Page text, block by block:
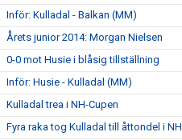
Inför: Kulladal - Balkan (MM)
Årets junior 2014: Morgan Nielsen
0-0 mot Husie i blåsig tillställning
Inför: Husie - Kulladal (MM)
Kulladal trea i NH-Cupen
Fyra raka tog Kulladal till åttondel i NH